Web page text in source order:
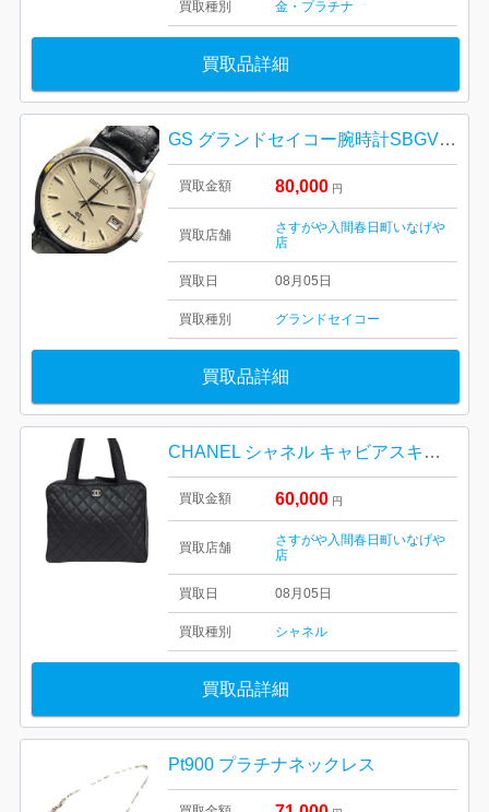
買取種別 金・プラチナ
買取品詳細
GS グランドセイコー腕時計SBGV003
買取金額 80,000 円
買取店舗
さすがや入間春日町いなげや
店
買取日 08月05日
買取種別 グランドセイコー
買取品詳細
CHANEL シャネル キャビアスキン バックブラック
買取金額 60,000 円
買取店舗
さすがや入間春日町いなげや
店
買取日 08月05日
買取種別 シャネル
買取品詳細
Pt900 プラチナネックレス